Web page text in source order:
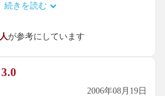
の水の汚れ方は気になっていたので
るべき対応に敬意を払います。
果は上がりそうな気がしました。
続きを読む
が参考にしています
3.0
2006年08月19日